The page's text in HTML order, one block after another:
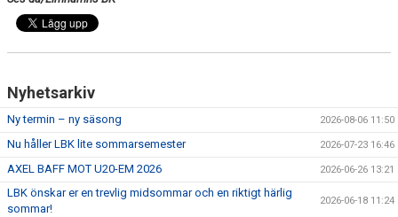
SKÅNESERIEN
LBKS VÄRDEGRUNDER
GDPR
LBKS JUBILEUMSBOK
STOLT SPONSOR
ÅNGERRÄTT
Nyhetsarkiv
Ny termin – ny säsong 2026-08-06 11:50
Nu håller LBK lite sommarsemester 2026-07-23 16:46
AXEL BAFF MOT U20-EM 2026 2026-06-26 13:21
LBK önskar er en trevlig midsommar och en riktigt härlig
sommar!
2026-06-18 11:24